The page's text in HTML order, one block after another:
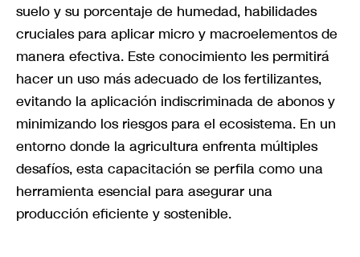
suelo y su porcentaje de humedad, habilidades
cruciales para aplicar micro y macroelementos de
manera efectiva. Este conocimiento les permitirá
hacer un uso más adecuado de los fertilizantes,
evitando la aplicación indiscriminada de abonos y
minimizando los riesgos para el ecosistema. En un
entorno donde la agricultura enfrenta múltiples
desafíos, esta capacitación se perfila como una
herramienta esencial para asegurar una
producción eficiente y sostenible.